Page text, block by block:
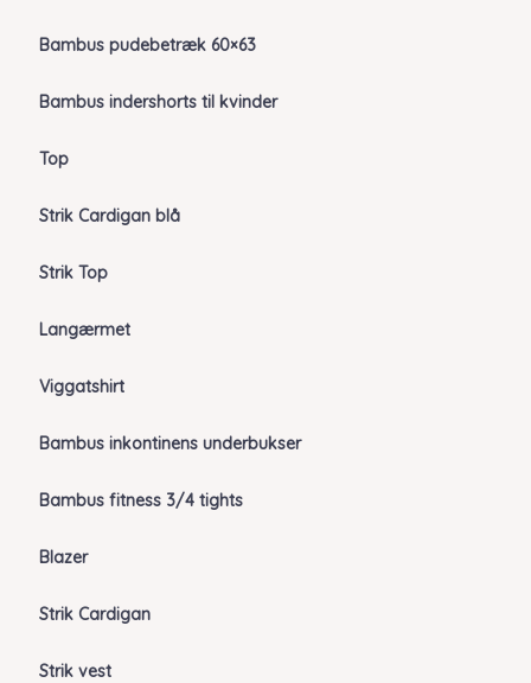
Bambus pudebetræk 60×63
Bambus indershorts til kvinder
Top
Strik Cardigan blå
Strik Top
Langærmet
Viggatshirt
Bambus inkontinens underbukser
Bambus fitness 3/4 tights
Blazer
Strik Cardigan
Strik vest